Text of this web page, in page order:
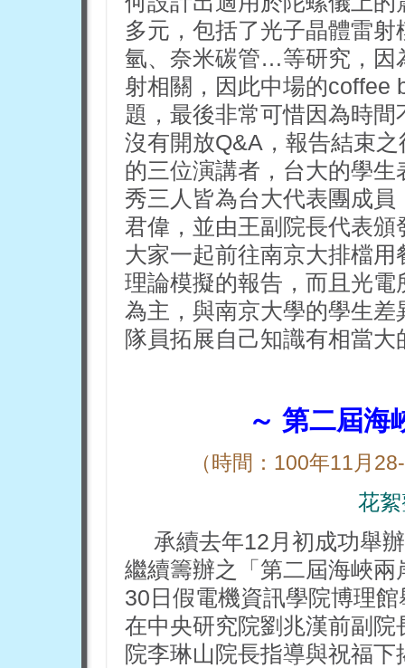
多元，包括了光子晶體雷
氫、奈米碳管…等研究，因
射相關，因此中場的coffee
題，最後非常可惜因為時
沒有開放Q&A，報告結束
的三位演講者，台大的學
秀三人皆為台大代表團成
君偉，並由王副院長代表
大家一起前往南京大排檔
理論模擬的報告，而且光
為主，與南京大學的學生
隊員拓展自己知識有相當大
～ 第二屆海
（時間：100年11月
花
承續去年12月初成功舉
繼續籌辦之「第二屆海峽
30日假電機資訊學院博理
在中央研究院劉兆漢前副
院李琳山院長指導與祝福